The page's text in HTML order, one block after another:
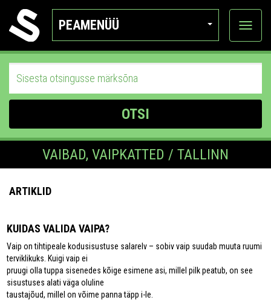
PEAMENÜÜ
Ava
OTSI
VAIBAD, VAIPKATTED / TALLINN
ARTIKLID
KUIDAS VALIDA VAIPA?
Vaip on tihtipeale kodusisustuse salarelv – sobiv vaip suudab muuta ruumi
terviklikuks. Kuigi vaip ei
pruugi olla tuppa sisenedes kõige esimene asi, millel pilk peatub, on see
sisustuses alati väga oluline
taustajõud, millel on võime panna täpp i-le.